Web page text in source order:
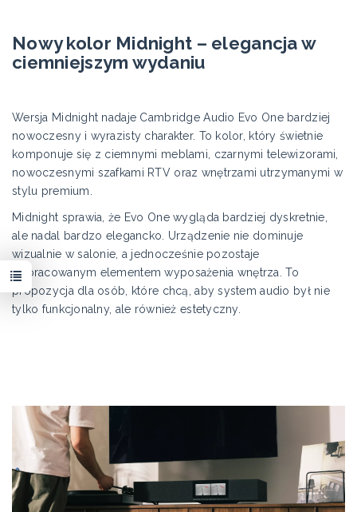
Nowy kolor Midnight – elegancja w
ciemniejszym wydaniu
Wersja Midnight nadaje Cambridge Audio Evo One bardziej
nowoczesny i wyrazisty charakter. To kolor, który świetnie
komponuje się z ciemnymi meblami, czarnymi telewizorami,
nowoczesnymi szafkami RTV oraz wnętrzami utrzymanymi w
stylu premium.
Midnight sprawia, że Evo One wygląda bardziej dyskretnie,
ale nadal bardzo elegancko. Urządzenie nie dominuje
wizualnie w salonie, a jednocześnie pozostaje
dopracowanym elementem wyposażenia wnętrza. To
propozycja dla osób, które chcą, aby system audio był nie
tylko funkcjonalny, ale również estetyczny.